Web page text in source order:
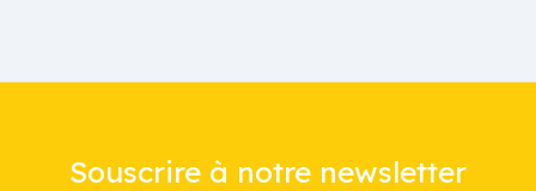
Souscrire à notre newsletter